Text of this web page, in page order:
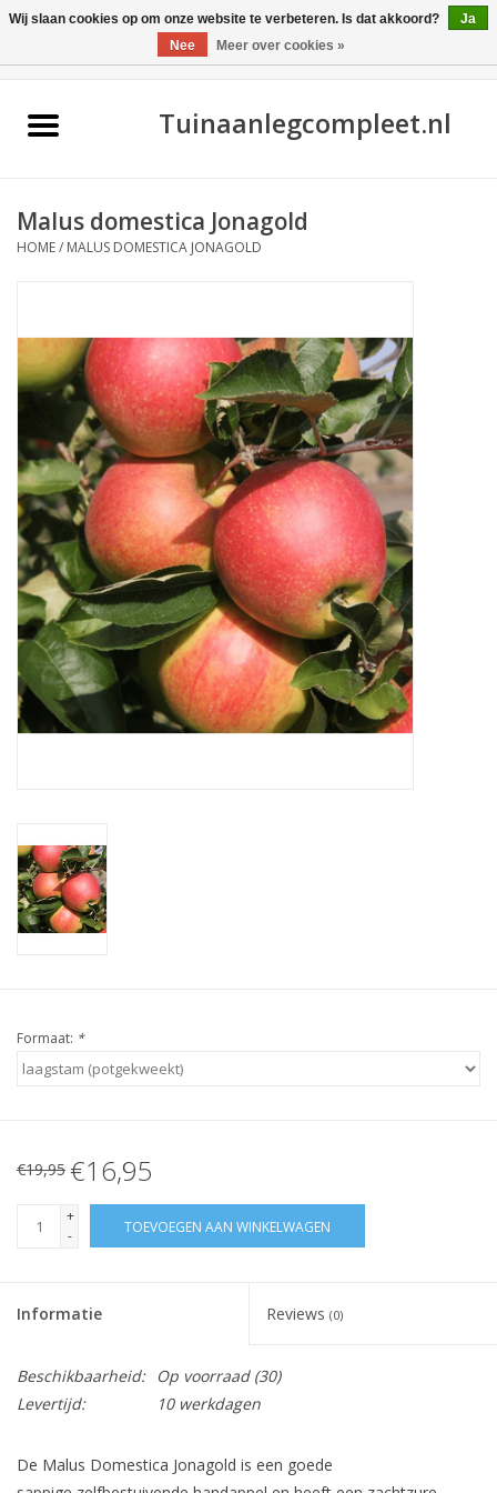
Tuinaanlegcompleet.nl
Malus domestica Jonagold
HOME/ MALUS DOMESTICA JONAGOLD
Formaat: *
€19,95 €16,95
+
-
TOEVOEGEN AAN WINKELWAGEN
Informatie Reviews (0)
Beschikbaarheid: Op voorraad(30)
Levertijd:
10 werkdagen
De Malus Domestica Jonagold is een goede
Wij slaan cookies op om onze website te verbeteren. Is dat akkoord?
Ja
Nee
Meer over cookies »